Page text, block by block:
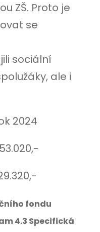
ZŠ. Proto je
se
sociální
ale i
2024
fondu
4.3 Specifická